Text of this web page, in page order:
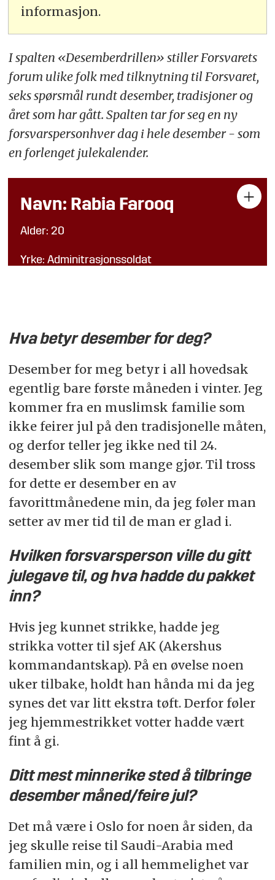
informasjon.
I spalten «Desemberdrillen» stiller Forsvarets
forum ulike folk med tilknytning til Forsvaret,
seks spørsmål rundt desember, tradisjoner og
året som har gått. Spalten tar for seg en ny
forsvarspersonhver dag i hele desember - som
en forlenget julekalender.
Navn: Rabia Farooq
Alder: 20
Yrke: Adminitrasjonssoldat
Hva betyr desember for deg?
Desember for meg betyr i all hovedsak
egentlig bare første måneden i vinter. Jeg
kommer fra en muslimsk familie som
ikke feirer jul på den tradisjonelle måten,
og derfor teller jeg ikke ned til 24.
desember slik som mange gjør. Til tross
for dette er desember en av
favorittmånedene min, da jeg føler man
setter av mer tid til de man er glad i.
Hvilken forsvarsperson ville du gitt
julegave til, og hva hadde du pakket
inn?
Hvis jeg kunnet strikke, hadde jeg
strikka votter til sjef AK (Akershus
kommandantskap). På en øvelse noen
uker tilbake, holdt han hånda mi da jeg
synes det var litt ekstra tøft. Derfor føler
jeg hjemmestrikket votter hadde vært
fint å gi.
Ditt mest minnerike sted å tilbringe
desember måned/feire jul?
Det må være i Oslo for noen år siden, da
jeg skulle reise til Saudi-Arabia med
familien min, og i all hemmelighet var